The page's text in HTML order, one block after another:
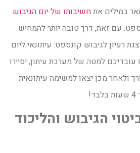
במילים אתחשיבותו של יום הגיבוש
עם זאת, דרך טובה יותר להמחיש
רעיון לגיבוש קונספט: עיתונאי ליום
עובדיכם למטה של מערכת עיתון, יסיירו
ולאחר מכן יצאו למשימה עיתונאית
הגיבוש והליכוד